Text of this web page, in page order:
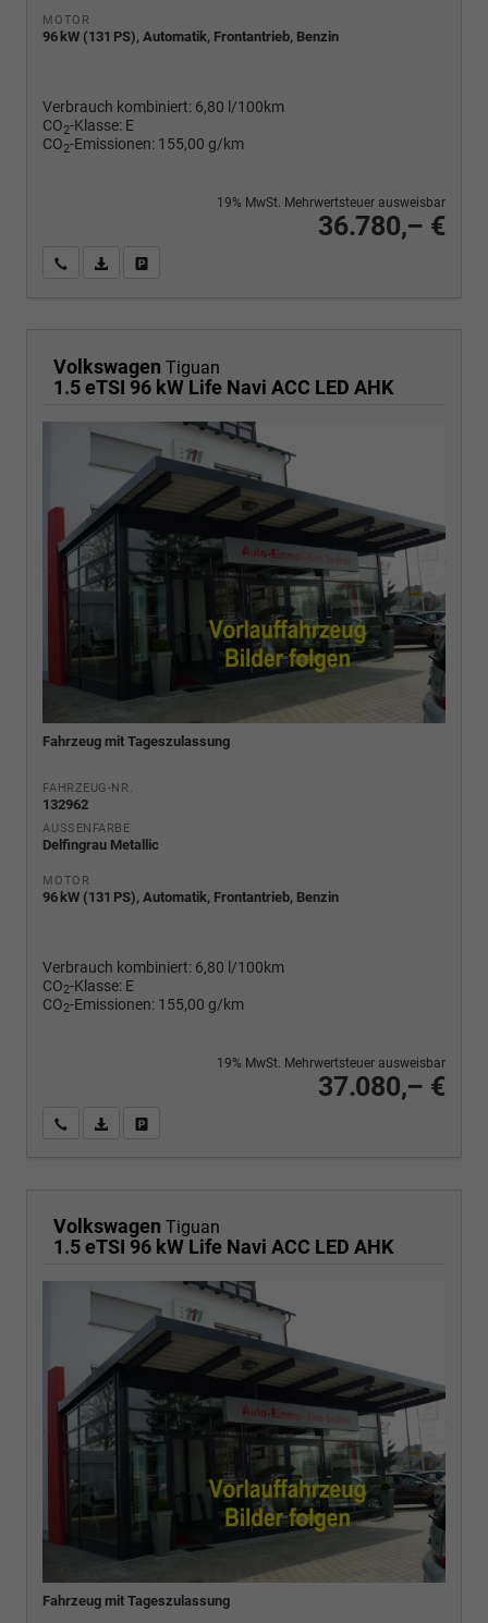
MOTOR
96 kW (131 PS), Automatik, Frontantrieb, Benzin
Verbrauch kombiniert: 6,80 l/100km
CO2-Klasse: E
CO2-Emissionen: 155,00 g/km
36.780,– €
19% MwSt. Mehrwertsteuer ausweisbar
Wir rufen Sie anPDF-Fahrzeugexposé drucken
Volkswagen Tiguan
1.5 eTSI 96 kW Life Navi ACC LED AHK
Fahrzeug mit Tageszulassung
FAHRZEUG-NR.
132962
AUSSENFARBE
Delfingrau Metallic
MOTOR
96 kW (131 PS), Automatik, Frontantrieb, Benzin
Verbrauch kombiniert: 6,80 l/100km
CO2-Klasse: E
CO2-Emissionen: 155,00 g/km
37.080,– €
19% MwSt. Mehrwertsteuer ausweisbar
Wir rufen Sie anPDF-Fahrzeugexposé drucken
Volkswagen Tiguan
1.5 eTSI 96 kW Life Navi ACC LED AHK
Fahrzeug mit Tageszulassung